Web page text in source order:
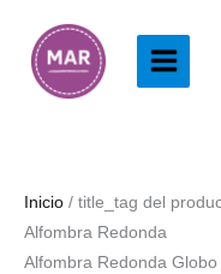
contenido
Inicio / title_tag del
Alfombra Redonda
Alfombra Redonda